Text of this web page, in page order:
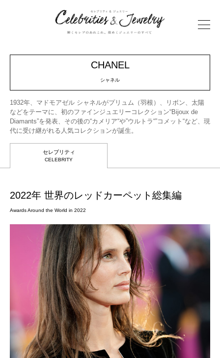
CHANEL
シャネル
1932年、マドモアゼル シャネルがプリュム（羽根）、リボン、太陽
などをテーマに、初のファインジュエリーコレクション“Bijoux de
Diamants”を発表、その後の“カメリア“や”ウルトラ“”コメット“など、現
代に受け継がれる人気コレクションが誕生。
セレブリティ
CELEBRITY
2022年 世界のレッドカーペット総集編
Awards Around the World in 2022